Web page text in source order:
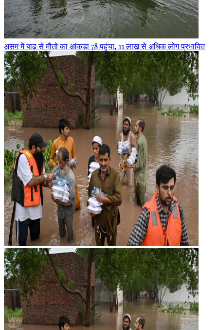
असम में बाढ़ से मौतों का आंकड़ा 78 पहुंचा, 11 लाख से अधिक लोग प्रभावित